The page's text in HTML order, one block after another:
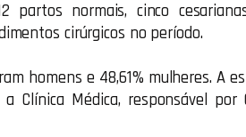
partos normais, cinco
cirúrgicos no período.
homens e 48,61% mulheres. A
Médica, responsável por